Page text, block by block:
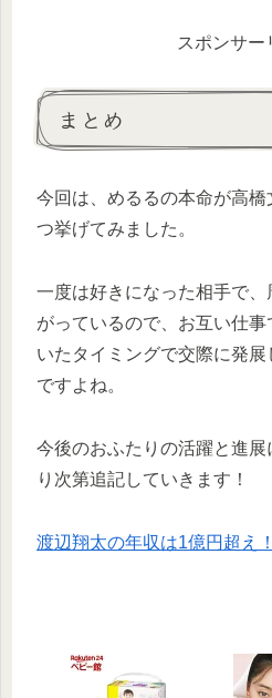
スポンサー
まとめ
今回は、めるるの本命が高
つ挙げてみました。
一度は好きになった相手で
がっているので、お互い仕
いたタイミングで交際に発
ですよね。
今後のおふたりの活躍と進展
り次第追記していきます！
渡辺翔太の年収は1億円超え